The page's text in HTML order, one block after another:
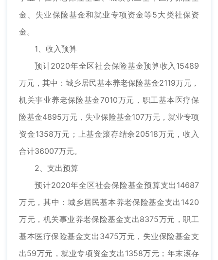
金、失业保险基金和就业专项资金等5大类社保资
金。
1、收入预算
预计2020年全区社会保险基金预算收入15489
万元，其中：城乡居民基本养老保险基金2119万元，
机关事业养老保险基金7010万元，职工基本医疗保
险基金4895万元，失业保险基金107万元，就业专项
资金1358万元；上基金滚存结余20518万元，收入
合计36007万元。
2、支出预算
预计2020年全区社会保险基金预算支出14687
万元，其中：城乡居民基本养老保险基金支出1420
万元，机关事业养老保险基金支出8375万元，职工
基本医疗保险基金支出3475万元，失业保险基金支
出59万元，就业专项资金支出1358万元；年末滚存